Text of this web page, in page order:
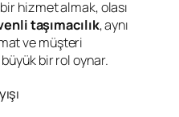
hizmet almak, olası
taşımacılık, aynı
ve müşteri
bir rol oynar.